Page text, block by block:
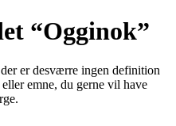
“Ogginok”
er desværre ingen definition
emne, du gerne vil have